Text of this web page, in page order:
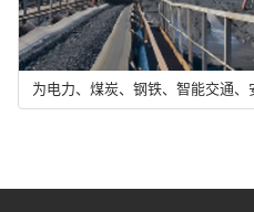
为电力、煤炭、钢铁、智能交通